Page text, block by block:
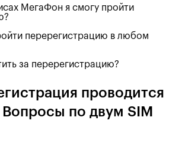
МегаФон я смогу пройти
перерегистрацию в любом
за перерегистрацию?
проводится
Вопросы по двум SIM